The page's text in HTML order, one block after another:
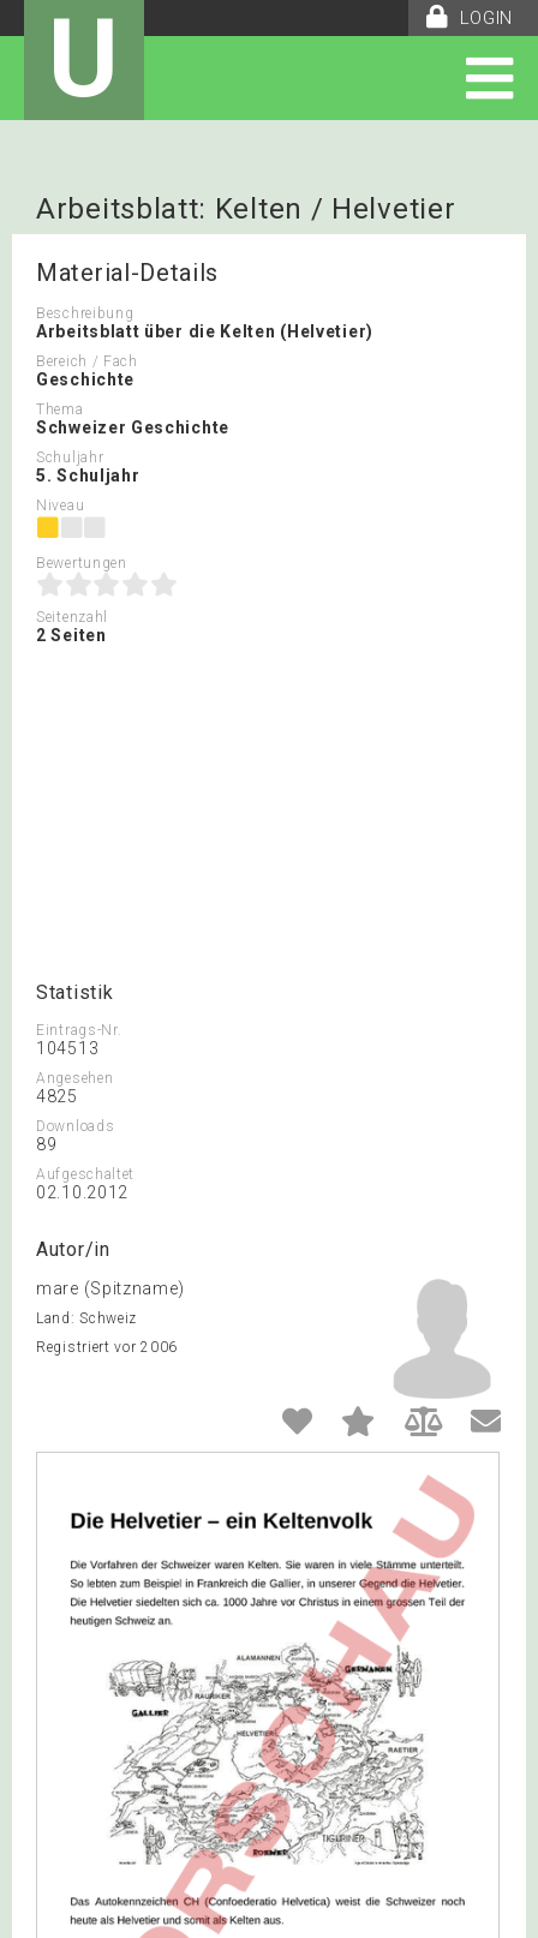
LOGIN
U
Arbeitsblatt: Kelten / Helvetier
Material-Details
Beschreibung
Arbeitsblatt über die Kelten (Helvetier)
Bereich / Fach
Geschichte
Thema
Schweizer Geschichte
Schuljahr
5. Schuljahr
Niveau
Bewertungen
Seitenzahl
2 Seiten
Statistik
Eintrags-Nr.
104513
Angesehen
4825
Downloads
89
Aufgeschaltet
02.10.2012
Autor/in
mare (Spitzname)
Land: Schweiz
Registriert vor 2006